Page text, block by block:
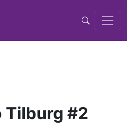
Tilburg #2